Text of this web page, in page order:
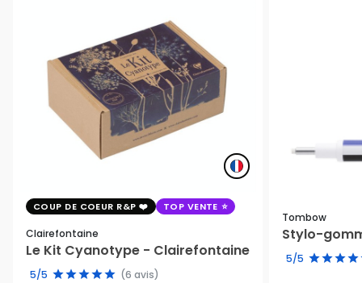
COUP DE COEUR R&P TOP VENTE
Clairefontaine
Le Kit Cyanotype - Clairefontaine
5/5 (6 avis)
Tombow
Stylo-
5/5